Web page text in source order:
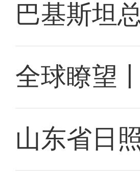
巴基斯坦
全球瞭望
山东省日